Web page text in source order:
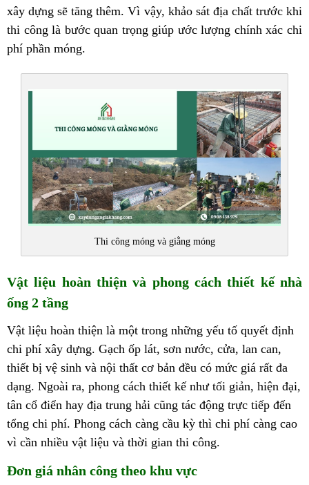
xây dựng sẽ tăng thêm. Vì vậy, khảo sát địa chất trước khi
thi công là bước quan trọng giúp ước lượng chính xác chi
phí phần móng.
Thi công móng và giằng móng
Vật liệu hoàn thiện và phong cách thiết kế nhà
ống 2 tầng
Vật liệu hoàn thiện là một trong những yếu tố quyết định
chi phí xây dựng. Gạch ốp lát, sơn nước, cửa, lan can,
thiết bị vệ sinh và nội thất cơ bản đều có mức giá rất đa
dạng. Ngoài ra, phong cách thiết kế như tối giản, hiện đại,
tân cổ điển hay địa trung hải cũng tác động trực tiếp đến
tổng chi phí. Phong cách càng cầu kỳ thì chi phí càng cao
vì cần nhiều vật liệu và thời gian thi công.
Đơn giá nhân công theo khu vực